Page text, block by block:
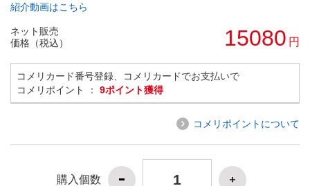
紹介動画はこちら
ネット販売
価格（税込）
15080 円
コメリカード番号登録、コメリカードでお支払いで
コメリポイント ： 9ポイント獲得
コメリポイントについて
購入個数